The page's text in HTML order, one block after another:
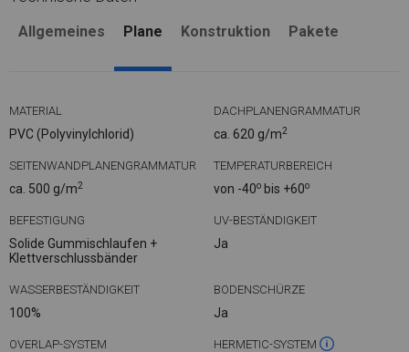
Allgemeines Plane Konstruktion Pakete
MATERIAL
PVC (Polyvinylchlorid)
DACHPLANENGRAMMATUR
ca. 620 g/m2
SEITENWANDPLANENGRAMMATUR
ca. 500 g/m2
TEMPERATURBEREICH
von -40o bis +60o
BEFESTIGUNG
Solide Gummischlaufen +
Klettverschlussbänder
UV-BESTÄNDIGKEIT
Ja
WASSERBESTÄNDIGKEIT
100%
BODENSCHÜRZE
Ja
OVERLAP-SYSTEM HERMETIC-SYSTEM